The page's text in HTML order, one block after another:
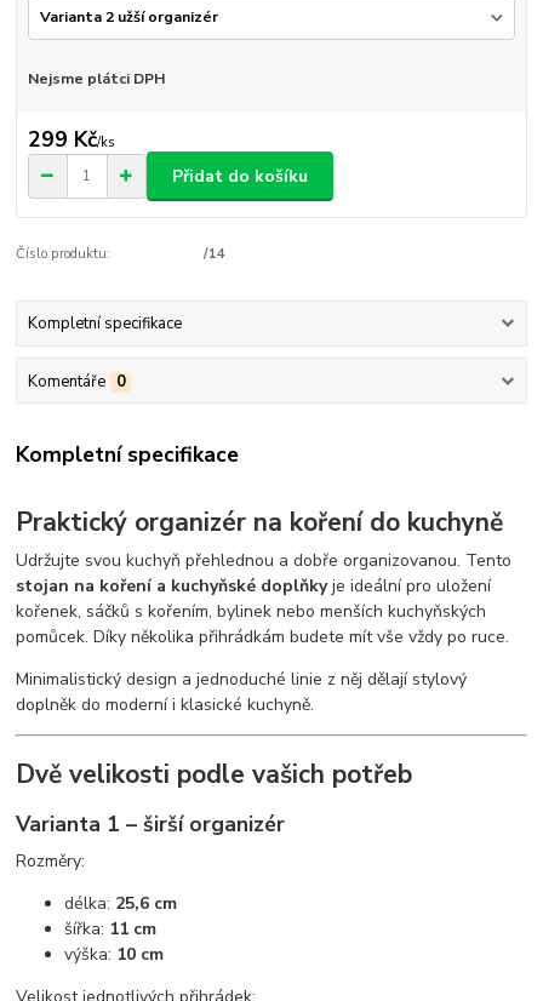
Nejsme plátci DPH
299 Kč/ks
Přidat do košíku
Číslo produktu: /14
Kompletní specifikace
Komentáře 0
Kompletní specifikace
Praktický organizér na koření do kuchyně
Udržujte svou kuchyň přehlednou a dobře organizovanou. Tento
stojan na koření a kuchyňské doplňkyje ideální pro uložení
kořenek, sáčků s kořením, bylinek nebo menších kuchyňských
pomůcek. Díky několika přihrádkám budete mít vše vždy po ruce.
Minimalistický design a jednoduché linie z něj dělají stylový
doplněk do moderní i klasické kuchyně.
Dvě velikosti podle vašich potřeb
Varianta 1 – širší organizér
Rozměry:
délka: 25,6 cm
šířka: 11 cm
výška: 10 cm